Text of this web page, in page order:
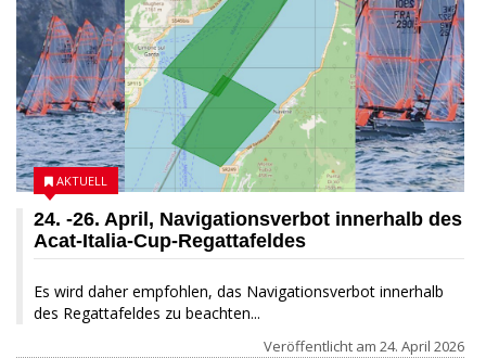
24. -26. April, Navigationsverbot innerhalb des
Acat-Italia-Cup-Regattafeldes
Es wird daher empfohlen, das Navigationsverbot innerhalb
des Regattafeldes zu beachten...
AKTUELL
Veröffentlicht am 24. April 2026